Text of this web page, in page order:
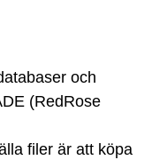
och
(RedRose
filer är att köpa